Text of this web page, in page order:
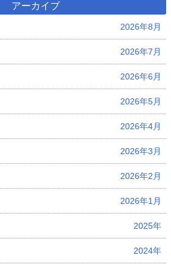
アーカイブ
2026年8月
2026年7月
2026年6月
2026年5月
2026年4月
2026年3月
2026年2月
2026年1月
2025年
2024年